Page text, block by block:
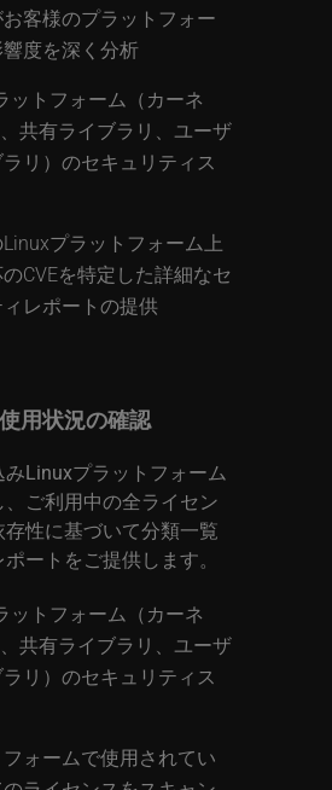
客様のプラットフォー
響度を深く分析
ットフォーム（カーネ
共有ライブラリ、ユーザ
リ）のセキュリティス
プラットフォーム上
CVEを特定した詳細なセ
レポートの提供
用状況の確認
Linuxプラットフォーム
、ご利用中の全ライセン
存性に基づいて分類一覧
ートをご提供します。
ットフォーム（カーネ
共有ライブラリ、ユーザ
リ）のセキュリティス
ォームで使用されてい